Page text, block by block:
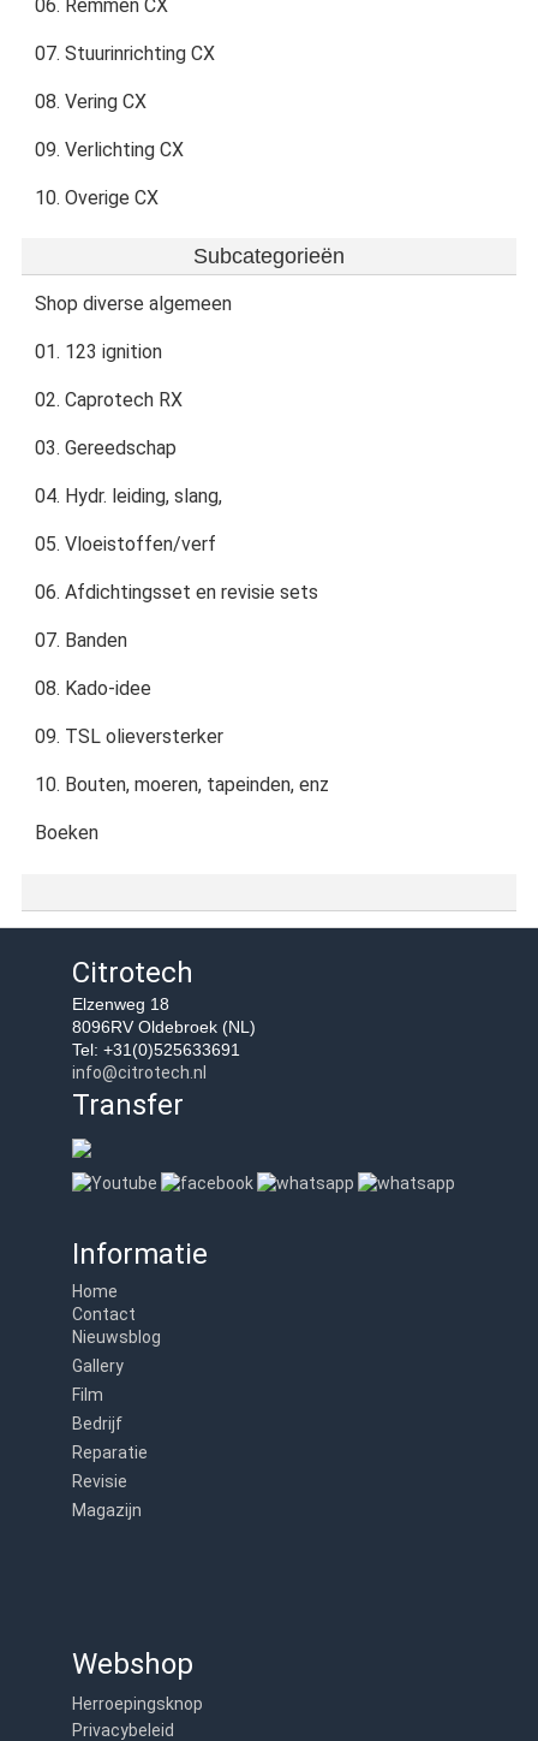
06. Remmen CX
07. Stuurinrichting CX
08. Vering CX
09. Verlichting CX
10. Overige CX
Subcategorieën
Shop diverse algemeen
01. 123 ignition
02. Caprotech RX
03. Gereedschap
04. Hydr. leiding, slang,
05. Vloeistoffen/verf
06. Afdichtingsset en revisie sets
07. Banden
08. Kado-idee
09. TSL olieversterker
10. Bouten, moeren, tapeinden, enz
Boeken
Citrotech
Elzenweg 18
8096RV Oldebroek (NL)
Tel: +31(0)525633691
info@citrotech.nl
Transfer
Informatie
Home
Contact
Nieuwsblog
Gallery
Film
Bedrijf
Reparatie
Revisie
Magazijn
Webshop
Herroepingsknop
Privacybeleid